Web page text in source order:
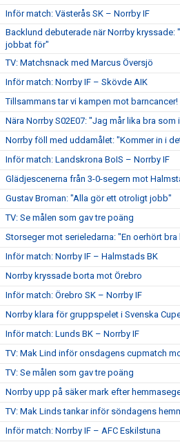
Inför match: Västerås SK – Norrby IF
Backlund debuterade när Norrby kryssade:
jobbat för"
TV: Matchsnack med Marcus Översjö
Inför match: Norrby IF – Skövde AIK
Tillsammans tar vi kampen mot barncancer!
Nära Norrby S02E07: "Jag mår lika bra som
Norrby föll med uddamålet: "Kommer in i
Inför match: Landskrona BoIS – Norrby IF
Glädjescenerna från 3-0-segern mot
Gustav Broman: "Alla gör ett otroligt jobb"
TV: Se målen som gav tre poäng
Storseger mot serieledarna: "En oerhört bra
Inför match: Norrby IF – Halmstads BK
Norrby kryssade borta mot Örebro
Inför match: Örebro SK – Norrby IF
Norrby klara för gruppspelet i Svenska
Inför match: Lunds BK – Norrby IF
TV: Mak Lind inför onsdagens cupmatch
TV: Se målen som gav tre poäng
Norrby upp på säker mark efter
TV: Mak Linds tankar inför söndagens
Inför match: Norrby IF – AFC Eskilstuna